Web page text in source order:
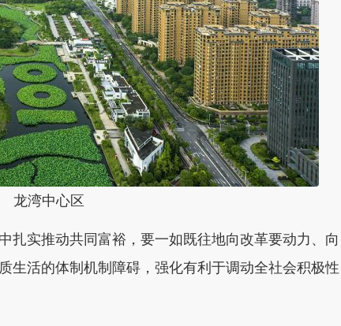
湾中心区
实推动共同富裕，要一如既往地向改革要动力、向
生活的体制机制障碍，强化有利于调动全社会积极性